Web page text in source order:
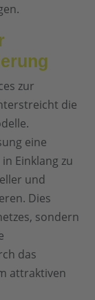
zur
die
eine
Einklang zu
und
Dies
sondern
das
attraktiven